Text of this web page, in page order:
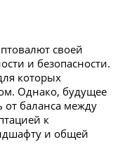
своей
и безопасности.
которых
Однако, будущее
от баланса между
к
и общей